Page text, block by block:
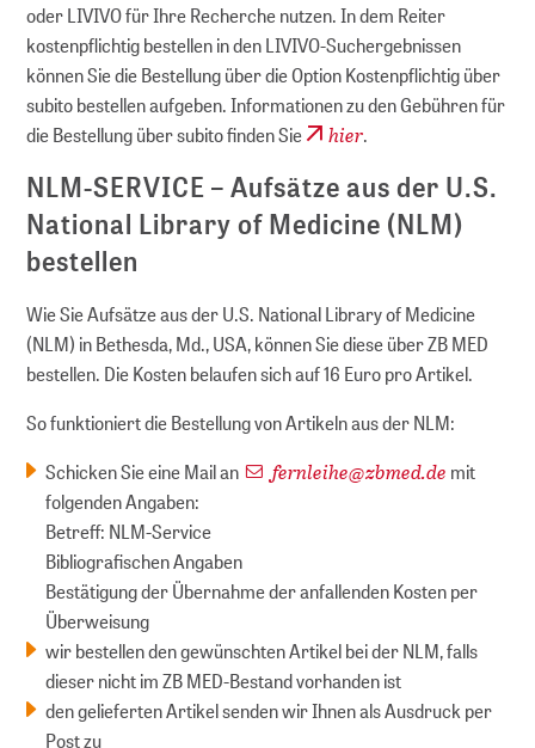
oder LIVIVO für Ihre Recherche nutzen. In dem Reiter
kostenpflichtig bestellen in den LIVIVO-Suchergebnissen
können Sie die Bestellung über die Option Kostenpflichtig über
subito bestellen aufgeben. Informationen zu den Gebühren für
die Bestellung über subito finden Sie
hier.
NLM-SERVICE – Aufsätze aus der U.S.
National Library of Medicine (NLM)
bestellen
Wie Sie Aufsätze aus der U.S. National Library of Medicine
(NLM) in Bethesda, Md., USA, können Sie diese über ZB MED
bestellen. Die Kosten belaufen sich auf 16 Euro pro Artikel.
So funktioniert die Bestellung von Artikeln aus der NLM:
Schicken Sie eine Mail an
fernleihe@zbmed.de mit
folgenden Angaben:
Betreff: NLM-Service
Bibliografischen Angaben
Bestätigung der Übernahme der anfallenden Kosten per
Überweisung
wir bestellen den gewünschten Artikel bei der NLM, falls
dieser nicht im ZB MED-Bestand vorhanden ist
den gelieferten Artikel senden wir Ihnen als Ausdruck per
Post zu